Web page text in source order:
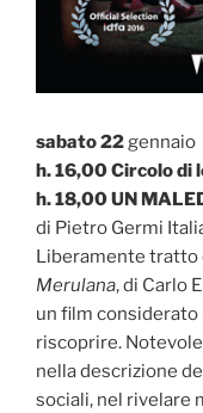
sabato 22gennaio
h. 16,00 Circolo di
h. 18,00 UN
di Pietro Germi
Liberamente tratto
Merulana, di Carlo
un film considerato
riscoprire.
nella descrizione
sociali, nel rivelare